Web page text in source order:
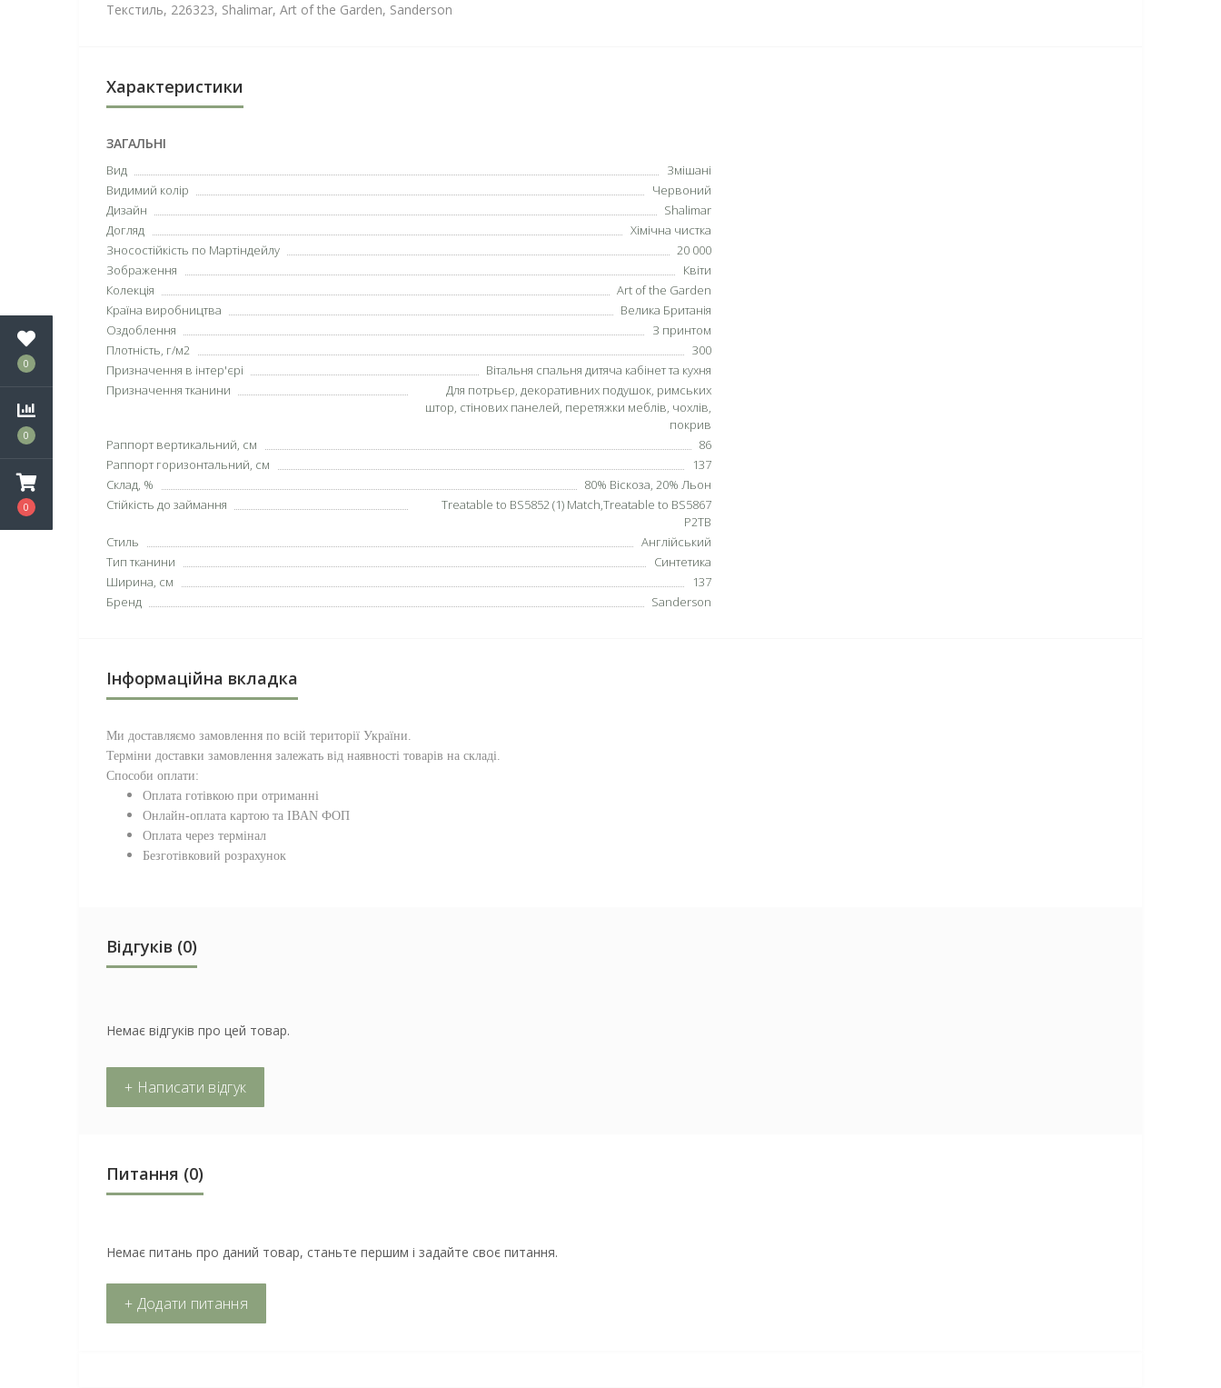
0
0
0
Текстиль, 226323, Shalimar, Art of the Garden, Sanderson
Характеристики
ЗАГАЛЬНІ
Вид
Змішані
Видимий колір
Червоний
Дизайн
Shalimar
Догляд
Хімічна чистка
Зносостійкість по Мартіндейлу
20 000
Зображення
Квіти
Колекція
Art of the Garden
Країна виробництва
Велика Британія
Оздоблення
З принтом
Плотність, г/м2
300
Призначення в інтер'єрі
Вітальня спальня дитяча кабінет та кухня
Призначення тканини
Для потрьєр, декоративних подушок, римських
штор, стінових панелей, перетяжки меблів, чохлів,
покрив
Раппорт вертикальний, см
86
Раппорт горизонтальний, см
137
Склад, %
80% Віскоза, 20% Льон
Стійкість до займання
Treatable to BS5852 (1) Match,Treatable to BS5867
P2TB
Стиль
Англійський
Тип тканини
Синтетика
Ширина, см
137
Бренд
Sanderson
Інформаційна вкладка
Ми доставляємо замовлення по всій території України.
Терміни доставки замовлення залежать від наявності товарів на складі.
Способи оплати:
Оплата готівкою при отриманні
Онлайн-оплата картою та IBAN ФОП
Оплата через термінал
Безготівковий розрахунок
Відгуків (0)
Немає відгуків про цей товар.
+ Написати відгук
Питання (0)
Немає питань про даний товар, станьте першим і задайте своє питання.
+ Додати питання